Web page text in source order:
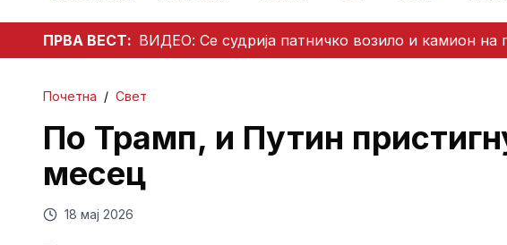
ПРВА ВЕСТ: ВИДЕО: Се судрија патничко возило и камион на
Почетна / Свет
По Трамп, и Путин
месец
18 мај 2026